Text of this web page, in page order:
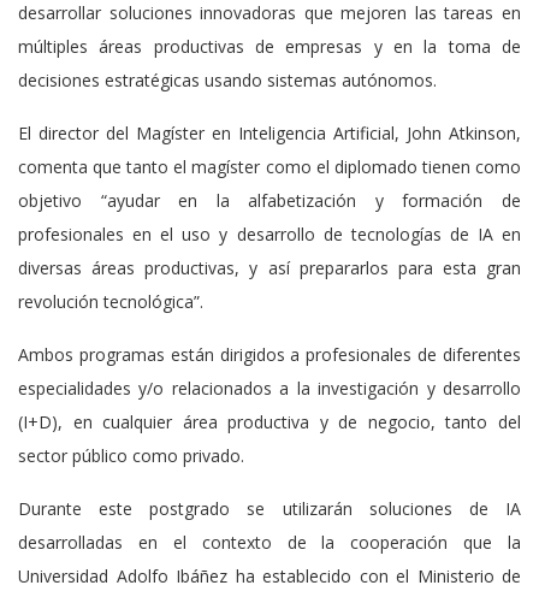
desarrollar soluciones innovadoras que mejoren las tareas en
múltiples áreas productivas de empresas y en la toma de
decisiones estratégicas usando sistemas autónomos.
El director del Magíster en Inteligencia Artificial, John Atkinson,
comenta que tanto el magíster como el diplomado tienen como
objetivo “ayudar en la alfabetización y formación de
profesionales en el uso y desarrollo de tecnologías de IA en
diversas áreas productivas, y así prepararlos para esta gran
revolución tecnológica”.
Ambos programas están dirigidos a profesionales de diferentes
especialidades y/o relacionados a la investigación y desarrollo
(I+D), en cualquier área productiva y de negocio, tanto del
sector público como privado.
Durante este postgrado se utilizarán soluciones de IA
desarrolladas en el contexto de la cooperación que la
Universidad Adolfo Ibáñez ha establecido con el Ministerio de